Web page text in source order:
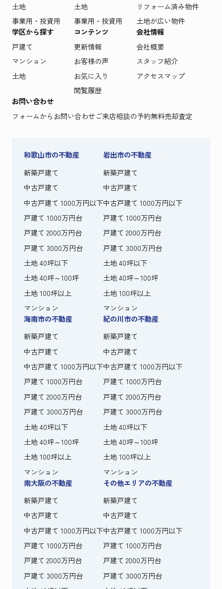
土地
事業用・投資用
土地
事業用・投資用
リフォーム済み物件
土地が広い物件
学区から探す
戸建て
マンション
土地
コンテンツ
更新情報
お客様の声
お気に入り
閲覧履歴
会社情報
会社概要
スタッフ紹介
アクセスマップ
お問い合わせ
フォームからお問い合わせご来店相談の予約無料売却査定
和歌山市の不動産
新築戸建て
中古戸建て
中古戸建て 1000万円以下
戸建て 1000万円台
戸建て 2000万円台
戸建て 3000万円台
土地 40坪以下
土地 40坪～100坪
土地 100坪以上
マンション
岩出市の不動産
新築戸建て
中古戸建て
中古戸建て 1000万円以下
戸建て 1000万円台
戸建て 2000万円台
戸建て 3000万円台
土地 40坪以下
土地 40坪～100坪
土地 100坪以上
マンション
海南市の不動産
新築戸建て
中古戸建て
中古戸建て 1000万円以下
戸建て 1000万円台
戸建て 2000万円台
戸建て 3000万円台
土地 40坪以下
土地 40坪～100坪
土地 100坪以上
マンション
紀の川市の不動産
新築戸建て
中古戸建て
中古戸建て 1000万円以下
戸建て 1000万円台
戸建て 2000万円台
戸建て 3000万円台
土地 40坪以下
土地 40坪～100坪
土地 100坪以上
マンション
南大阪の不動産
新築戸建て
中古戸建て
中古戸建て 1000万円以下
戸建て 1000万円台
戸建て 2000万円台
戸建て 3000万円台
その他エリアの不動産
新築戸建て
中古戸建て
中古戸建て 1000万円以下
戸建て 1000万円台
戸建て 2000万円台
戸建て 3000万円台